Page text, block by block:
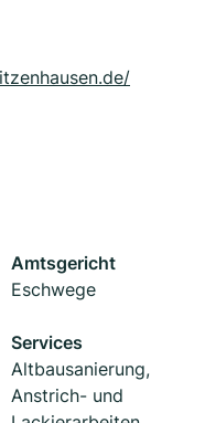
Amtsgericht
Eschwege
Services
Altbausanierung,
Anstrich- und